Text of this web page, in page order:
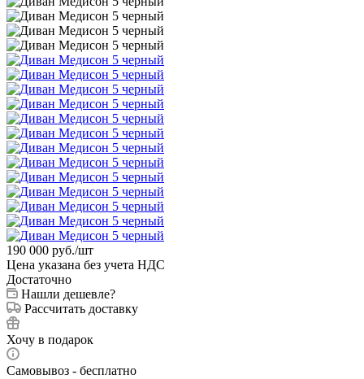
190 000 руб./шт
Цена указана без учета НДС
Достаточно
Нашли дешевле?
Рассчитать доставку
Хочу в подарок
Самовывоз - бесплатно